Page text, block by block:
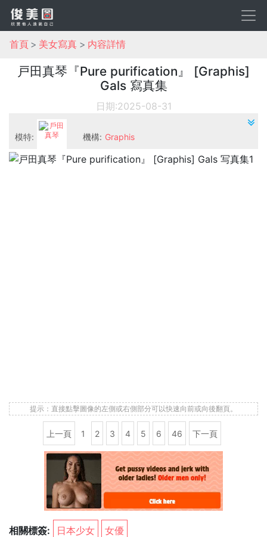
首頁 美女寫真 内容詳情
戸田真琴『Pure purification』 [Graphis]
Gals 寫真集
日期:2025-08-31
模特:
戶田真琴
機構: Graphis
提示：直接點擊圖像的左側或右側部分可以快速向前或向後翻頁。
上一頁 1 2 3 4 5 6 46 下一頁
相關標簽: 日本少女 女優